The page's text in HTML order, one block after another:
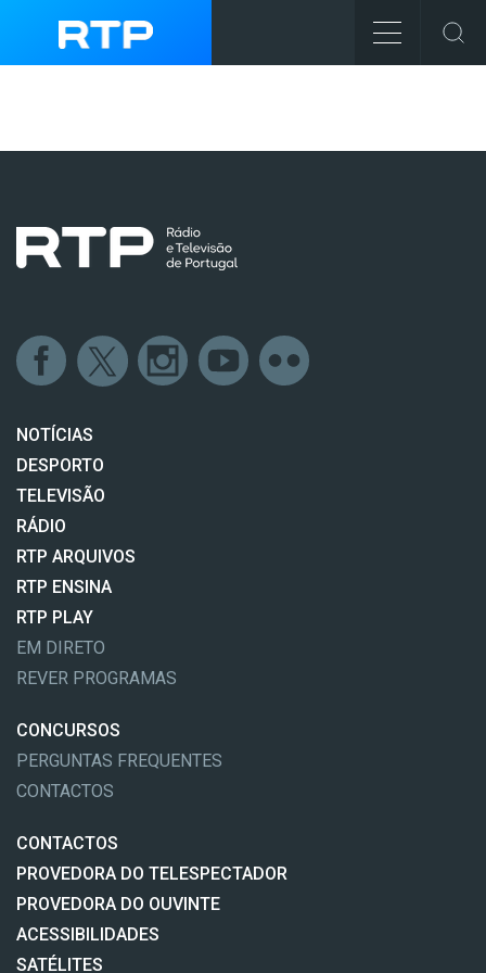
NOTÍCIAS
DESPORTO
TELEVISÃO
RÁDIO
RTP ARQUIVOS
RTP ENSINA
RTP PLAY
EM DIRETO
REVER PROGRAMAS
CONCURSOS
PERGUNTAS FREQUENTES
CONTACTOS
CONTACTOS
PROVEDORA DO TELESPECTADOR
PROVEDORA DO OUVINTE
ACESSIBILIDADES
SATÉLITES